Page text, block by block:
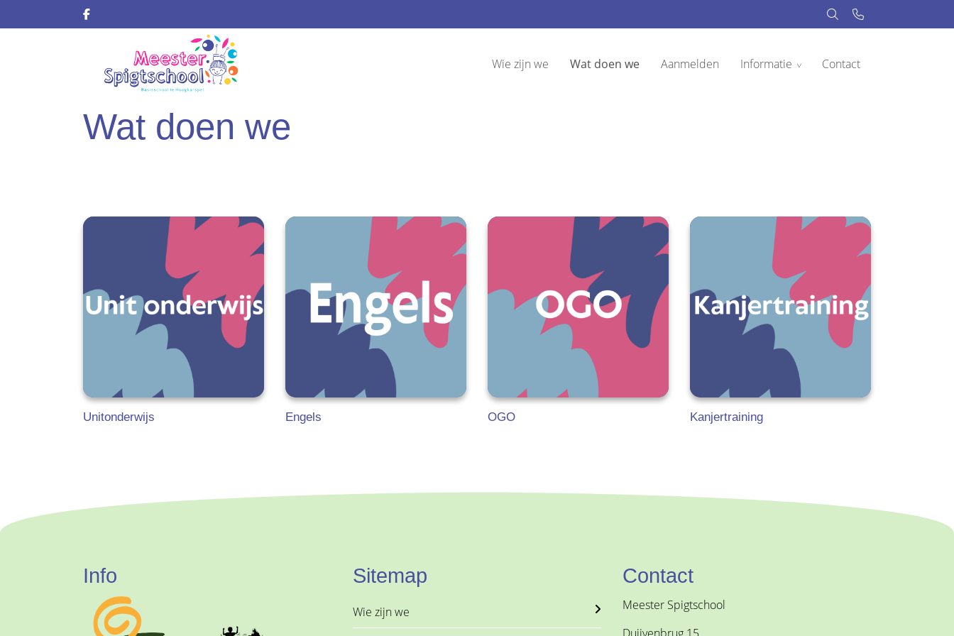
Wie zijn we Wat doen we Aanmelden Informatie Contact
Wat doen we
Unitonderwijs Engels OGO Kanjertraining
Info Sitemap
Wie zijn we
Contact
Meester Spigtschool